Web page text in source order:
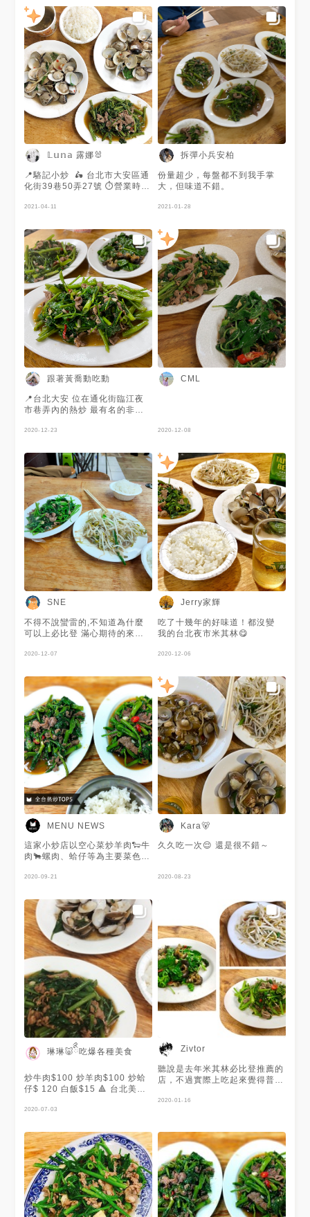
#taipeifood #nightmarket
止(週一公休) ☎️(02)2708-
1027 🐂炒牛肉💰100 🐑炒羊肉
(小辣)💰100 🍚白飯💰15 炒出
來口味鹹淡剛好 也不會很油 但
是肉量偏少 而且都碎碎小小的
和菜量的比例大概是2:8 整體鍋
氣不足香味不夠 雖然炒羊肉有
加小辣 但辣椒香氣沒有炒出來
💬不管內用或是外帶都需先排隊
白飯上菜時會詢問 所以一開始
先點菜即可！ 💬有路邊的座位
及室內座位 路邊的座位開放吸
菸 需自行斟酌用餐位置
#guide台北 #guide大安
區 #guide信義安和站 #guide
夜市 #guide小吃 #guide中式
#popdaily #popyummy
#menu台灣 #menu台
台灣美食 #台北美食 #信義區 #
信義區美食 #信義安和 #信義安
和美食 #通化夜市 #通化街美
食 #臨江街夜市 #駱記小炒 #必
比登 #小炒 #台北熱炒 #熱炒 #
空心菜炒牛肉 #空心菜炒羊肉
𝕃𝕦𝕟𝕒 露娜🐰
📍駱記小炒 🛵 台北市大安區通
化街39巷50弄27號 ⏱營業時
休） ⌨️ ɢᴏᴏɢʟᴇ：3.3/873 提
推薦🎖 2. 通化街夜市平價熱炒店
👉🏻駱記小炒 誰說吃熱炒一定要
很多人 來通化街夜市也能一人
吃熱炒🥢 品項不多 但卻是我每
次去通化街的首選店 就帶你們
來瞧瞧它的厲害🐒 💰炒牛肉
100ɴᴛᴅ 空心菜炒牛肉 肉量適
中 空心菜很脆🥬 沙茶醬香氣十
足 卻不會過於油膩 味道適中不
死鹹 整體很入味 超級適合配白
飯🍚 💰炒蛤仔 120ɴᴛᴅ 蛤仔份
量偏少 所以每次去都點兩份🐷
蛤仔飽滿又大顆 不會有腥味 搭
配九層塔、大蒜一起炒 整個很
台灣味🇹🇼 💰炒豆芽 40ɴᴛᴅ 之
前點過一次他們家的豆芽 蠻脆
的 味道偏清淡 如果吃一吃覺得
正才40塊 狠便宜😂 💰白飯
溼溼的 （溼溼的飯真的要out
🙅🏻‍♀️） 配著他們的餐點會不自覺
一口接一口 嗝～ 🔺個人推薦牛
肉 羊肉吃起來比較柴、有嚼勁
🔺店內提供免費紫菜蛋花湯 讓
你呷飽飽 🔺建議點小辣 更加提
味 評分ᴛɪᴍᴇ：4.8 滿分5分
#toggi走跳雙北 #toggi好評推
薦 #台灣 #台灣美食 #台灣旅遊
#台北 #台北美食 #台北旅遊 #
大安區美食 #大安美食 #通化夜
市 #臨江街夜市 #通化街美食 #
熱炒 #夜市 #夜市美食 #美食 #
小吃 #駱記小炒 #taiwan
#taiwanfood #taiwantravel
#taipei #taipeifood
#taipeitravel #eeeeeats
#food #foodie
#foodphotography
2021-04-11
拆彈小兵安柏
份量超少，每盤都不到我手掌
大，但味道不錯。
2021-01-28
跟著黃喬動吃動
📍台北大安 位在通化街臨江夜
市巷弄內的熱炒 最有名的非駱
續三年米其林必比登推薦 代表
牛所以點了羊肉 我平時不吃羊
肉都覺得他們家沒有羊腥味 炒
上脆口空心菜一定要加點辣更下
飯 每次來必點就是炒螺肉 這不
是每次到熱炒店都會點的料理
但來這裡真的一定要吃！！！
螺肉脆彈不會韌韌 . ✨炒羊肉
$100 ✨炒螺肉 $100 ✨白飯
$15 . 來吃駱記要有排隊的心理
準備 最近有點幸運 這次用餐沒
有排隊就吃到了✌️ 我這輩子的好
運不會都用在美食上了吧😂 . #
跟著黃喬動吃動 #駱記小炒 #炒
螺肉 #通化街美食 #臨江街夜市
#大安區美食 #信義安和 #信義
安和美食 #夜市美食 #米其林必
比登推薦 #2020bibgourmand
美食
2020-12-23
CML
2020-12-08
SNE
不得不說蠻雷的,不知道為什麼
可以上必比登 滿心期待的來嚐
2020-12-07
Jerry家輝
吃了十幾年的好味道！都沒變
我的台北夜市米其林😋
2020-12-06
MENU NEWS
這家小炒店以空心菜炒羊肉🐑牛
肉🐂螺肉、蛤仔等為主要菜色，
很飽足的一餐🍚 而且還榮獲米
市裡不可錯過的小店啊！ 謝謝
@Ruyo Yang 提供美照❤️
2020-09-21
Kara🐻
久久吃一次😌 還是很不錯～
2020-08-23
琳琳🐷ིྀ吃爆各種美食
炒牛肉$100 炒羊肉$100 炒蛤
仔$ 120 白飯$15 🔺 台北美食
終於來嚐鮮但有點失望 沒有想
仔很少...很多殼😂
2020-07-03
Zivtor
聽說是去年米其林必比登推薦的
店，不過實際上吃起來覺得普通
2020-01-16